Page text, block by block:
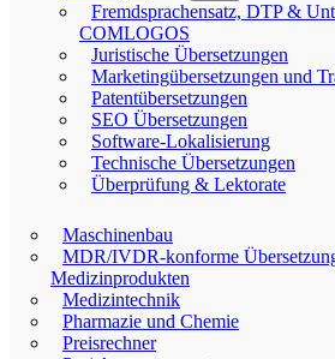
Fremdsprachensatz, DTP &
COMLOGOS
Juristische Übersetzungen
Marketingübersetzungen und
Patentübersetzungen
SEO Übersetzungen
Software-Lokalisierung
Technische Übersetzungen
Überprüfung & Lektorate
Maschinenbau
MDR/IVDR-konforme
Medizinprodukten
Medizintechnik
Pharmazie und Chemie
Preisrechner